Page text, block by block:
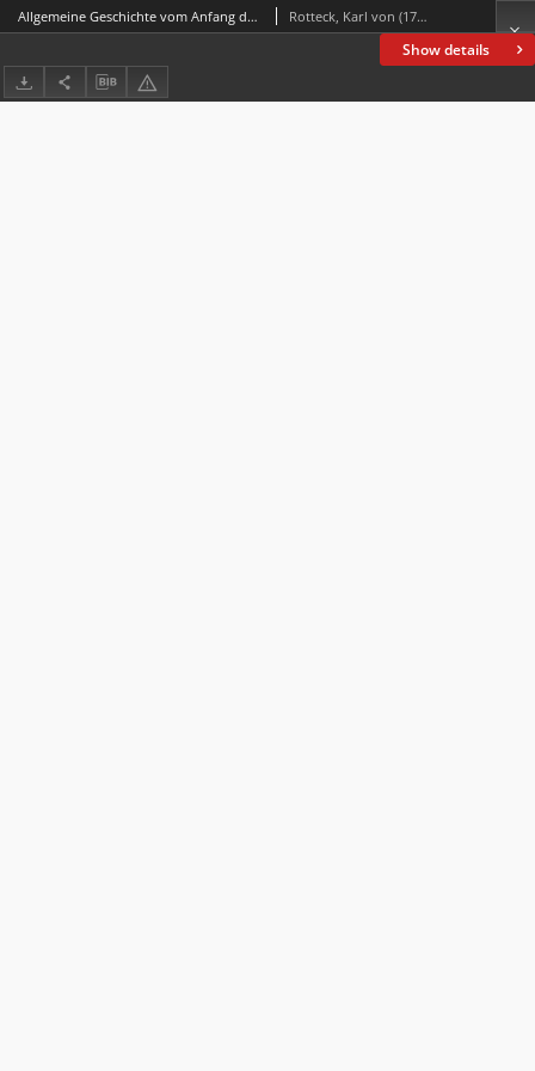
Show details
Allgemeine Geschichte vom Anfang der historischen Kenntniß bis auf unsere Zeiten : für denkende Geschichtsfreunde. Bd. 1 Rotteck, Karl von (1775-1840)